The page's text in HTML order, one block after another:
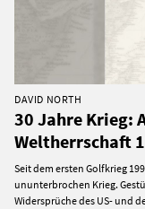
DAVID NORTH
30 Jahre Krieg:
Weltherrschaft
Seit dem ersten Golfkrieg
ununterbrochen Krieg.
Widersprüche des US- und